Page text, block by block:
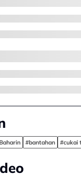
#bantahan #cukai